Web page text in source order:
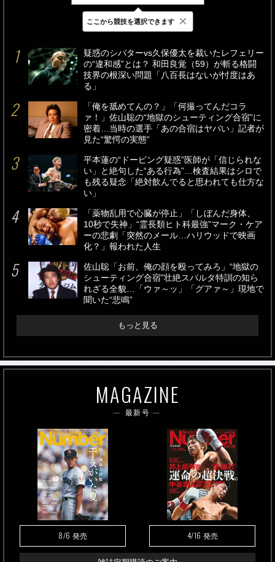
最新 24時間 週間
疑惑のシバターvs久保優太を裁いたレフェリー
の“違和感”とは？ 和田良覚（59）が斬る格闘
技界の根深い問題「八百長はないが忖度はあ
る」
「俺を舐めてんの？」「何撮ってんだコラ
ァ！」佐山聡の“地獄のシューティング合宿”に
密着…当時の選手「あの合宿はヤバい」記者が
見た“驚愕の実態”
平本蓮の“ドーピング疑惑”医師が「信じられな
い」と絶句した“ある行為”…検査結果はシロで
も残る疑念「絶対飲んでると思われても仕方な
い」
「薬物乱用で心臓が停止」「しぼんだ身体、
10秒で失神」“霊長類ヒト科最強”マーク・ケア
ーの悲劇「突然のメール…ハリウッドで映画
化？」報われた人生
佐山聡「お前、俺の顔を殴ってみろ」“地獄の
シューティング合宿”壮絶スパルタ特訓の知ら
れざる全貌…「ウァ～ッ」「グアァ～」現地で
聞いた“悲鳴”
もっと見る
MAGAZINE
最新号
8/6 発売 4/16 発売
ここから競技を選択できます ×